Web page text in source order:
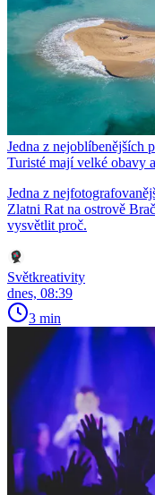
Jedna z nejoblíbenějších
Turisté mají velké obavy
Jedna z
Zlatni Rat na ostrově
vysvětlit proč.
Světkreativity
dnes, 08:39
3 min